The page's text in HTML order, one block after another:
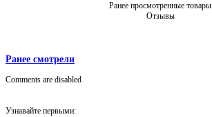
Ранее просмотренные товары
Отзывы
Ранее смотрели
Comments are disabled
Узнавайте первыми: